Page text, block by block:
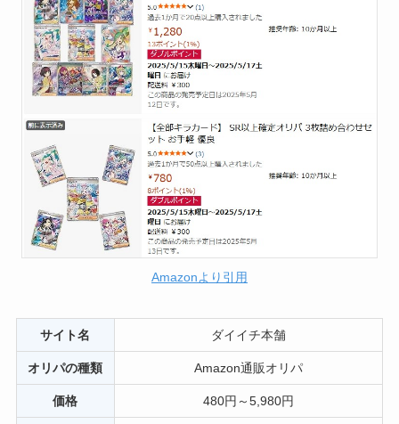
Amazonより引用
サイト名 ダイイチ本舗
オリパの種類 Amazon通販オリパ
価格 480円～5,980円